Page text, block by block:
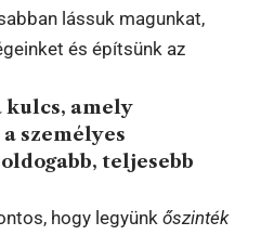
lássuk magunkat,
és építsünk az
kulcs, amely
a személyes
teljesebb
hogy legyünk őszinték